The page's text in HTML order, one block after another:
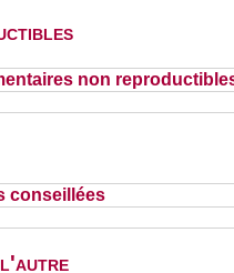
non
conseillées
l'autre